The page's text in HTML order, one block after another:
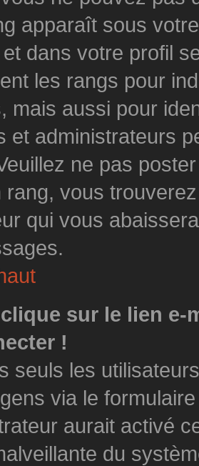
apparaît sous
dans votre profil
les rangs pour
mais aussi pour
et administrateurs
ne pas
rang, vous
qui vous
sur le lien e-
!
seuls les
via le
aurait activé
du